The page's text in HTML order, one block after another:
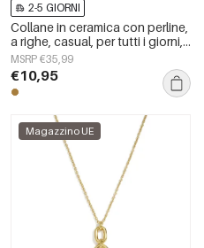
2-5 GIORNI
Collane in ceramica con perline,
a righe, casual, per tutti i giorni,
semplici, gioielli da donna
MSRP €35,99
€10,95
Magazzino UE